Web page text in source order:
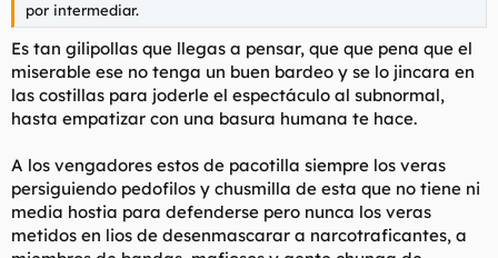
por intermediar.
Es tan gilipollas que llegas a pensar, que que pena que el
miserable ese no tenga un buen bardeo y se lo jincara en
las costillas para joderle el espectáculo al subnormal,
hasta empatizar con una basura humana te hace.
A los vengadores estos de pacotilla siempre los veras
persiguiendo pedofilos y chusmilla de esta que no tiene ni
media hostia para defenderse pero nunca los veras
metidos en lios de desenmascarar a narcotraficantes, a